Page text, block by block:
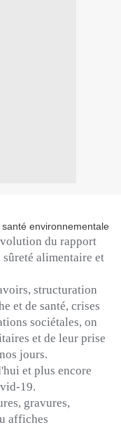
environnementale
du rapport
sûreté alimentaire et
structuration
et de santé, crises
sociétales, on
et de leur prise
jours.
et plus encore
19.
gravures,
affiches